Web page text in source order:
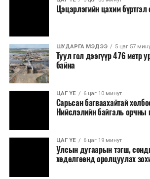
Ерөнхий сайд хэлсэн үгэндээ, Манай
боловсруулах үйлдвэрийн ажлыг
Үр дүнд нь 20 хувийн
Цэцэрлэгийн цахим
ШУДАРГА МЭДЭЭ 5 цаг 57
Туул гол дээгүүр 476 метр
байна
ЦАГ ҮЕ 6 цаг 10 минут
Сарьсан багваахайтай
Нийслэлийн байгаль орчны
ЦАГ ҮЕ 6 цаг 19 минут
Улсын дугаарын тэгш,
хөдөлгөөнд оролцуулах